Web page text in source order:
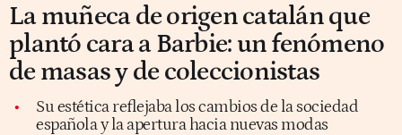
La muñeca de origen catalán que
plantó cara a Barbie: un fenómeno
de masas y de coleccionistas
Su estética reflejaba los cambios de la sociedad
española y la apertura hacia nuevas modas